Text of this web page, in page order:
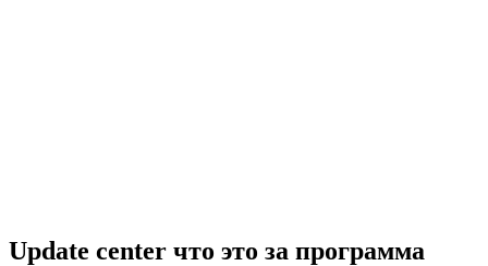
Update center что это за программа